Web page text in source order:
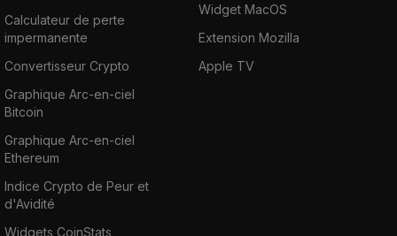
Calculateur de perte
impermanente
Convertisseur Crypto
Graphique Arc-en-ciel
Bitcoin
Graphique Arc-en-ciel
Ethereum
Indice Crypto de Peur et
d'Avidité
Widgets CoinStats
Widget MacOS
Extension Mozilla
Apple TV